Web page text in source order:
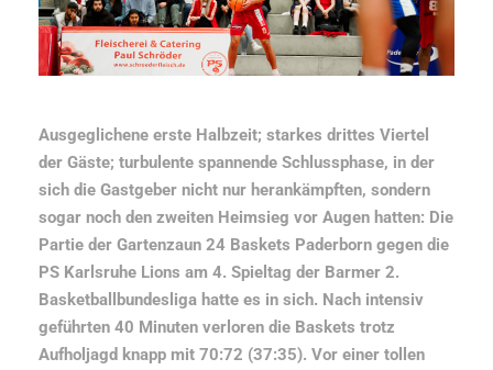
Ausgeglichene erste Halbzeit; starkes drittes Viertel
der Gäste; turbulente spannende Schlussphase, in der
sich die Gastgeber nicht nur herankämpften, sondern
sogar noch den zweiten Heimsieg vor Augen hatten: Die
Partie der Gartenzaun 24 Baskets Paderborn gegen die
PS Karlsruhe Lions am 4. Spieltag der Barmer 2.
Basketballbundesliga hatte es in sich. Nach intensiv
geführten 40 Minuten verloren die Baskets trotz
Aufholjagd knapp mit 70:72 (37:35). Vor einer tollen